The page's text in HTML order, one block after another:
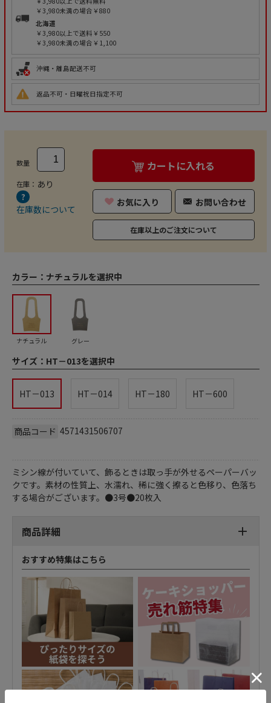
￥3,980未満の場合￥880
北海道
￥3,980以上で送料￥550
￥3,980未満の場合￥1,100
沖縄・離島配送不可
返品不可・日曜祝日指定不可
数量
在庫： あり
在庫数について
カートに入れる
お気に入り お問い合わせ
在庫以上のご注文について
カラー： ナチュラルを選択中
ナチュラル グレー
サイズ： HT－013を選択中
HT－013 HT－014 HT－180 HT－600
商品コード 4571431506707
ミシン線が付いていて、飾るときは取っ手が外せるペーパーバッ
クです。素材の性質上、水濡れ、稀に強く擦ると色移り、色落ち
する場合がございます。●3号●20枚入
商品詳細
おすすめ特集はこちら